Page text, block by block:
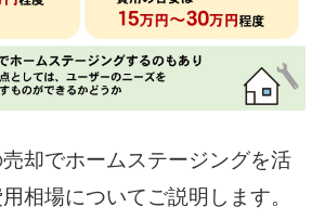
却でホームステージングを活
相場についてご説明します。